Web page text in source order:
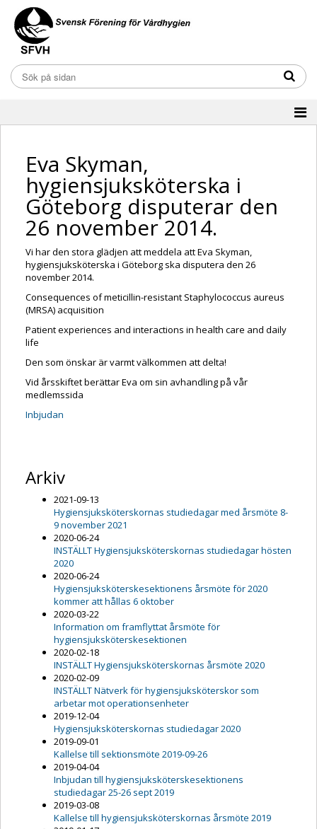
Eva Skyman,
hygiensjuksköterska i
Göteborg disputerar den
26 november 2014.
Vi har den stora glädjen att meddela att Eva Skyman,
hygiensjuksköterska i Göteborg ska disputera den 26
november 2014.
Consequences of meticillin-resistant Staphylococcus aureus
(MRSA) acquisition
Patient experiences and interactions in health care and daily
life
Den som önskar är varmt välkommen att delta!
Vid årsskiftet berättar Eva om sin avhandling på vår
medlemssida
Inbjudan
Arkiv
2021-09-13
Hygiensjuksköterskornas studiedagar med årsmöte 8-
9 november 2021
2020-06-24
INSTÄLLT Hygiensjuksköterskornas studiedagar hösten
2020
2020-06-24
Hygiensjuksköterskesektionens årsmöte för 2020
kommer att hållas 6 oktober
2020-03-22
Information om framflyttat årsmöte för
hygiensjuksköterskesektionen
2020-02-18
INSTÄLLT Hygiensjuksköterskornas årsmöte 2020
2020-02-09
INSTÄLLT Nätverk för hygiensjuksköterskor som
arbetar mot operationsenheter
2019-12-04
Hygiensjuksköterskornas studiedagar 2020
2019-09-01
Kallelse till sektionsmöte 2019-09-26
2019-04-04
Inbjudan till hygiensjuksköterskesektionens
studiedagar 25-26 sept 2019
2019-03-08
Kallelse till hygiensjuksköterskornas årsmöte 2019